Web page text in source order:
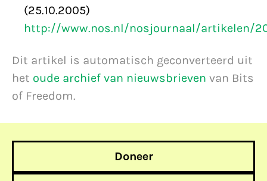
(25.10.2005)
http://www.nos.nl/nosjournaal/artikelen/
Dit artikel is automatisch geconverteerd uit
het oude archief van nieuwsbrieven van Bits
of Freedom.
Doneer